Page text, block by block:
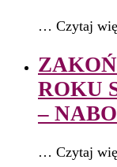
… Czytaj
ROKU
–
… Czytaj